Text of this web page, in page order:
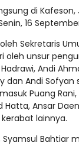
di Kafeson,
16
Sekretaris
unsur
Andi
dan Andi
Puang
Hatta, Ansar
lainnya.
Bahtiar